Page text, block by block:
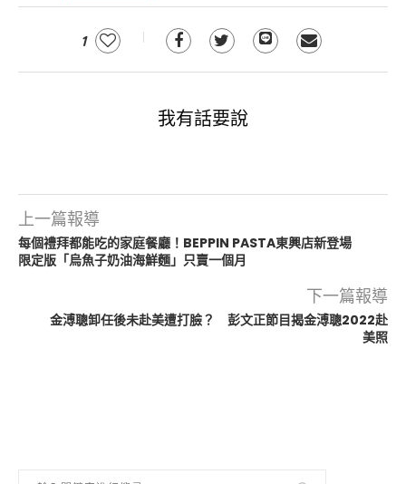
1
我有話要說
上一篇報導
每個禮拜都能吃的家庭餐廳！BEPPIN PASTA東興店新登場
限定版「烏魚子奶油海鮮麵」只賣一個月
下一篇報導
金溥聰卸任後未赴美遭打臉？ 彭文正節目揭金溥聰2022赴
美照